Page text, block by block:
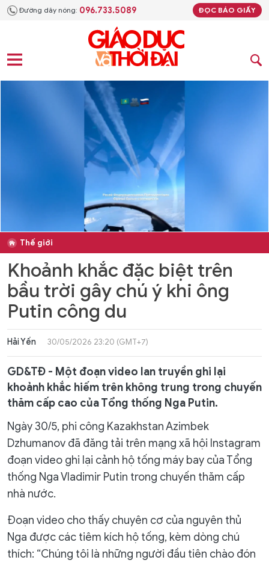
Đường dây nóng: 096.733.5089 ĐỌC BÁO GIẤY
Thế giới
Khoảnh khắc đặc biệt trên
bầu trời gây chú ý khi ông
Putin công du
Hải Yến 30/05/2026 23:20 (GMT+7)
GD&TĐ - Một đoạn video lan truyền ghi lại
khoảnh khắc hiếm trên không trung trong chuyến
thăm cấp cao của Tổng thống Nga Putin.
Ngày 30/5, phi công Kazakhstan Azimbek
Dzhumanov đã đăng tải trên mạng xã hội Instagram
đoạn video ghi lại cảnh hộ tống máy bay của Tổng
thống Nga Vladimir Putin trong chuyến thăm cấp
nhà nước.
Đoạn video cho thấy chuyên cơ của nguyên thủ
Nga được các tiêm kích hộ tống, kèm dòng chú
thích: “Chúng tôi là những người đầu tiên chào đón